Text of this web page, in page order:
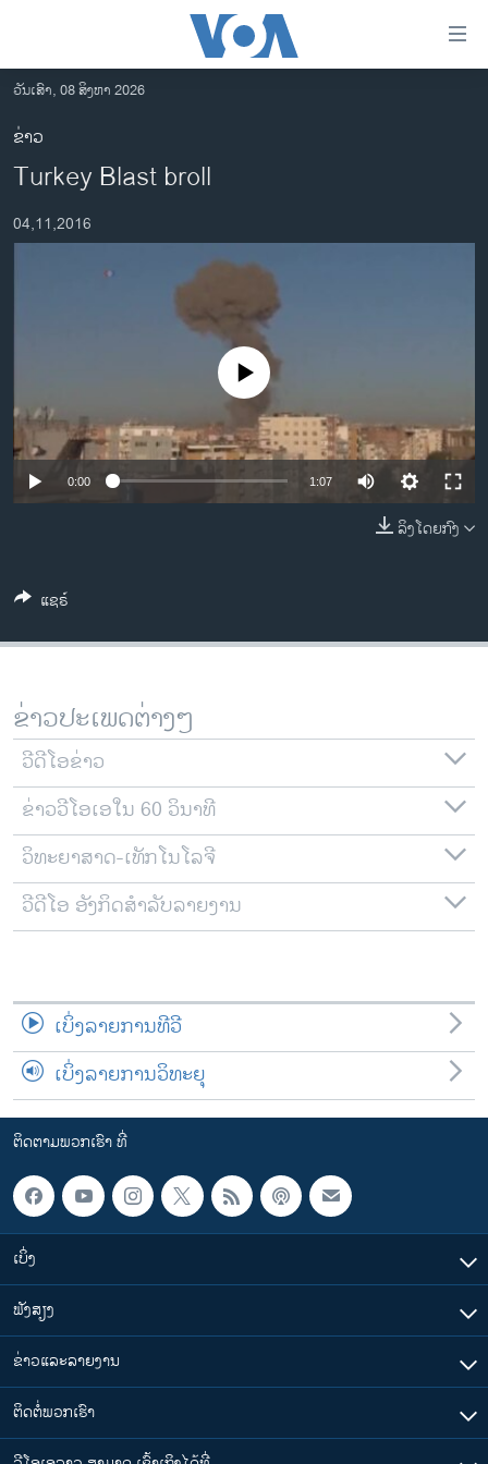
ເຂົ້າ
ຫາ
ຂ້າມ
ຂ້າມ
ໄປ
ອາເມຣິກາ
ການເລືອກຕັ້ງ ປະທານາທີບໍດີ ສະຫະລັດ 2024
ຊີວິດຊາວລາວ
ຊຸມຊົນຊາວລາວ
ວິທະຍາສາດ-ເທັກໂນໂລຈີ
ພາສາອັງກິດ
ລາຍການກະຈາຍສຽງ
ລາຍງານ
ຕິດຕາມພວກເຮົາ ທີ່
ພາສາຕ່າງໆ
ວັນເສົາ, 08 ສິງຫາ 2026
ຂ່າວ
Turkey Blast broll
04,11,2016
No media source currently available
0:00 1:07
ລິງໂດຍກົງ
ແຊຣ໌
ຂ່າວປະເພດຕ່າງໆ
ວີດີໂອຂ່າວ
ຂ່າວວີໂອເອໃນ 60 ວິນາທີ
ວິທະຍາສາດ-ເທັກໂນໂລຈີ
ວີດີໂອ ອັງກິດສຳລັບລາຍງານ
ເບິ່ງລາຍການທີວີ
ເບິ່ງລາຍການວິທະຍຸ
ຕິດຕາມພວກເຮົາ ທີ່
ເບິ່ງ
ຟັງສຽງ
ຂ່າວແລະລາຍງານ
ຕິດຕໍ່ພວກເຮົາ